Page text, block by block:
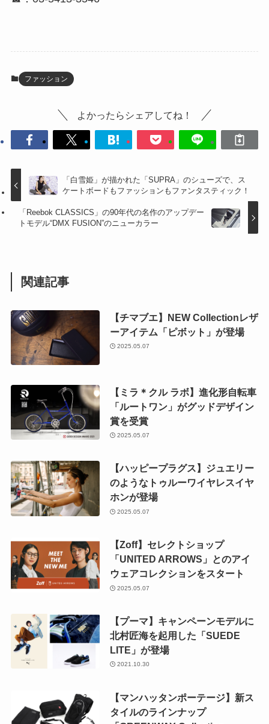
ファッション
よかったらシェアしてね！
「白雪姫」が描かれた「SUPRA」のシューズで、ス
ケートボードもファッションもファンタスティック！
「Reebok CLASSICS」の90年代の名作のアップデー
トモデル“DMX FUSION”のニューカラー
関連記事
【チマブエ】NEW Collectionレザ
ーアイテム「ピボット」が登場
2025.05.07
【ミラ＊クル ラボ】進化形自転車
「ルートワン」がグッドデザイン
賞を受賞
2025.05.07
【ハッピープラグス】ジュエリー
のようなトゥルーワイヤレスイヤ
ホンが登場
2025.05.07
【Zoff】セレクトショップ
「UNITED ARROWS」とのアイ
ウェアコレクションをスタート
2025.05.07
【プーマ】キャンペーンモデルに
北村匠海を起用した「SUEDE
LITE」が登場
2021.10.30
【マンハッタンポーテージ】新ス
タイルのラインナップ